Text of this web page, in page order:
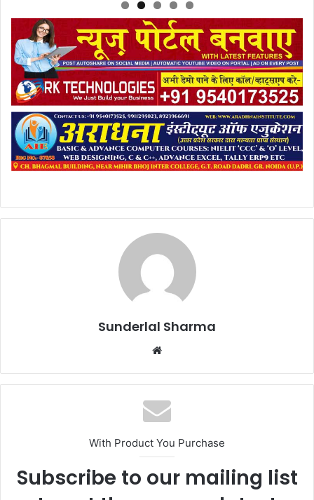
Sunderlal Sharma
Website
With Product You Purchase
Subscribe to our mailing list